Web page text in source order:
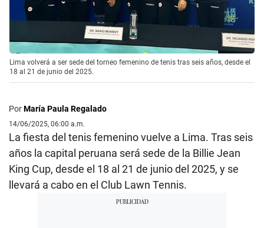
Lima volverá a ser sede del torneo femenino de tenis tras seis años, desde el
18 al 21 de junio del 2025.
PorMaría Paula Regalado
14/06/2025, 06:00 a.m.
La fiesta del tenis femenino vuelve a Lima. Tras seis
años la capital peruana será sede de la Billie Jean
King Cup, desde el 18 al 21 de junio del 2025, y se
llevará a cabo en el Club Lawn Tennis.